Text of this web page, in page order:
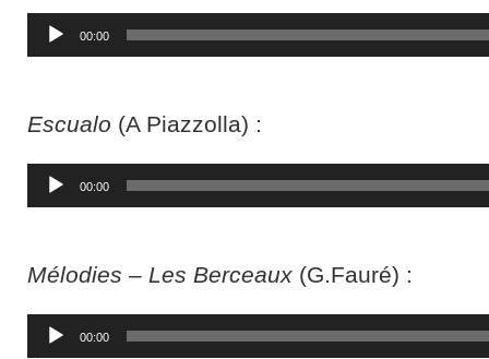
Lecteur
audio
00:00
Escualo (A Piazzolla) :
Lecteur
audio
00:00
Mélodies – Les Berceaux (G.Fauré) :
Lecteur
audio
00:00